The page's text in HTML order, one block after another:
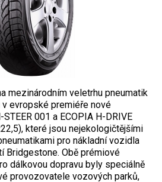
mezinárodním veletrhu pneumatik
evropské premiéře nové
001 a ECOPIA H-DRIVE
které jsou nejekologičtějšími
pro nákladní vozidla
Bridgestone. Obě prémiové
dálkovou dopravu byly speciálně
provozovatele vozových parků,